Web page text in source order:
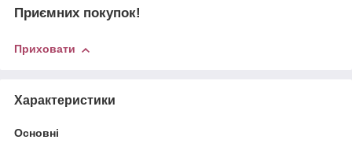
Приємних покупок!
Приховати
Характеристики
Основні